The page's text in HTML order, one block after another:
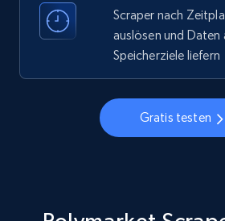
verified, and more.
3.5K+
Instagram - Profiles - Collect
verified, and more.
Scraper nach
auslösen und Daten
Speicherziele liefern
Gratis testen